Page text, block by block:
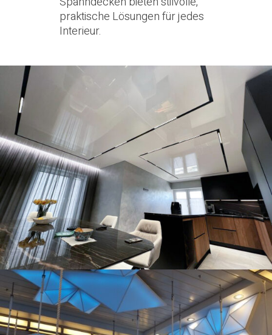
praktische Lösungen für jedes
Interieur.